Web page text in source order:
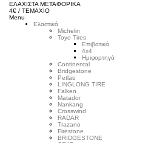
ΕΛΑΧΙΣΤΑ ΜΕΤΑΦΟΡΙΚΑ
4€ / ΤΕΜΑΧΙΟ
Menu
Ελαστικά
Michelin
Toyo Tires
Επιβατικά
4x4
Ημιφορτηγά
Continental
Bridgestone
Petlas
LINGLONG TIRE
Falken
Matador
Nankang
Crosswind
RADAR
Trazano
Firestone
BRIDGESTONE